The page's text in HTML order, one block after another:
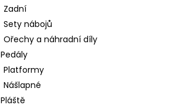
Zadní
Sety nábojů
Ořechy a náhradní díly
Pedály
Platformy
Nášlapné
Pláště